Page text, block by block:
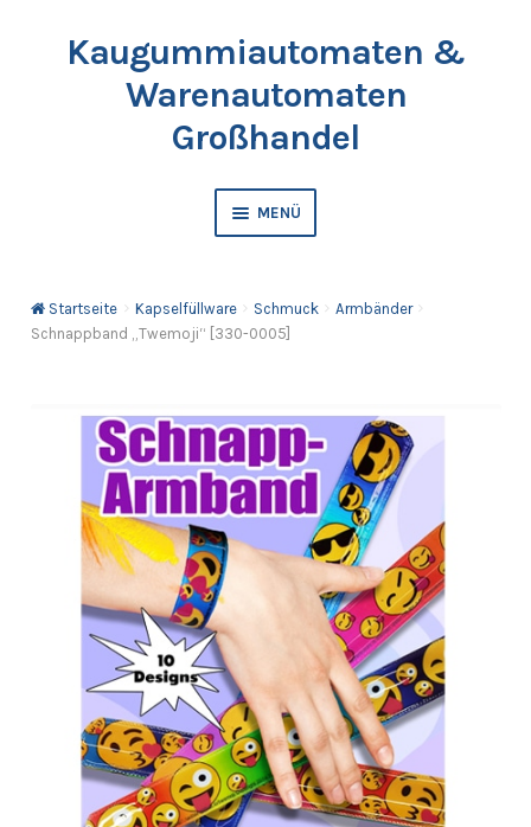
SpringeKaugummiautomaten &
Warenautomaten
Großhandel
MENÜ
Kaugummis
Kapselfüllware
Katalog & Preisliste bestellen
Anfragen-Korb
Startseite Kapselfüllware Schmuck
Armbänder
Schnappband „Twemoji“ [330-0005]